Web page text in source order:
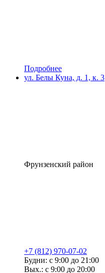
Подробнее
ул. Белы Куна, д. 1, к. 3
Фрунзенский район
+7 (812) 970-07-02
Будни: с 9:00 до 21:00
Вых.: с 9:00 до 20:00